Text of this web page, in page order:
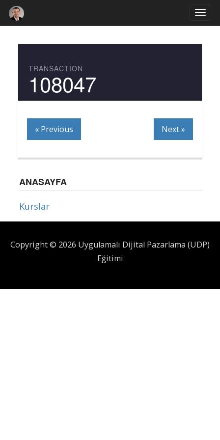
TRANSACTION
108047
« Previous Next »
ANASAYFA
Kurslar
Copyright © 2026 Uygulamalı Dijital Pazarlama (UDP)
Eğitimi